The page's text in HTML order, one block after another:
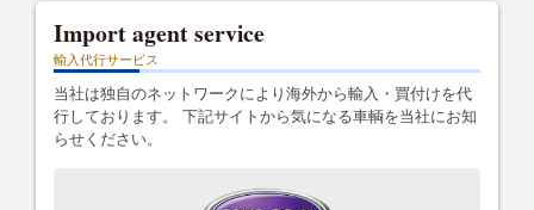
Import agent service
輸入代行サービス
当社は独自のネットワークにより海外から輸入・買付けを代
行しております。 下記サイトから気になる車輌を当社にお知
らせください。